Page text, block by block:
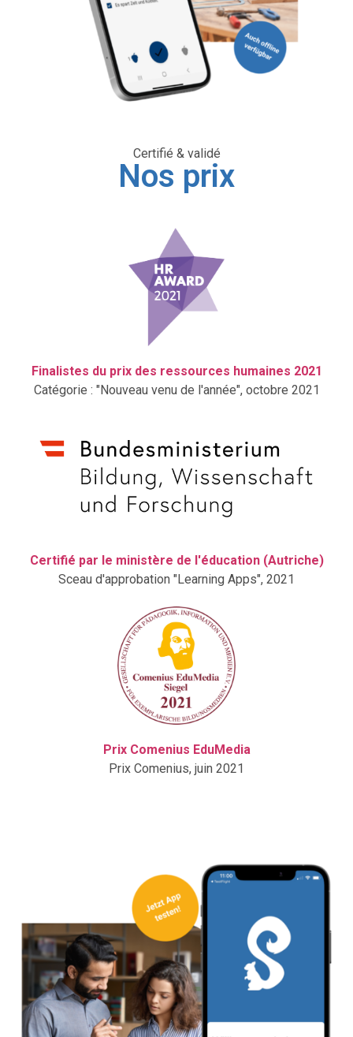
Certifié & validé
Nos prix
Finalistes du prix des ressources humaines 2021
Catégorie : "Nouveau venu de l'année", octobre 2021
Certifié par le ministère de l'éducation (Autriche)
Sceau d'approbation "Learning Apps", 2021
Prix Comenius EduMedia
Prix Comenius, juin 2021